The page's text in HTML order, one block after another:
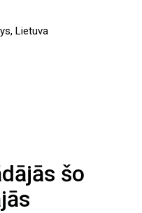
Lietuva
šo